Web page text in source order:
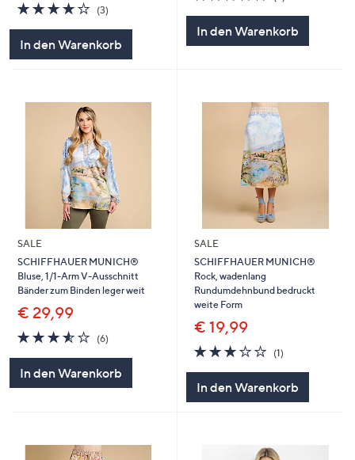
4.0
von
(3)3
In den Warenkorb
von
In den Warenkorb
SALE
SCHIFFHAUER MUNICH®
Bluse, 1/1-Arm V-Ausschnitt
Bänder zum Binden leger weit
€ 29,99
3.5
von
5
(6)
In den Warenkorb
SALE
SCHIFFHAUER MUNICH®
Rock, wadenlang
Rundumdehnbund bedruckt
weite Form
€ 19,99
3.0
von
(1)1
In den Warenkorb